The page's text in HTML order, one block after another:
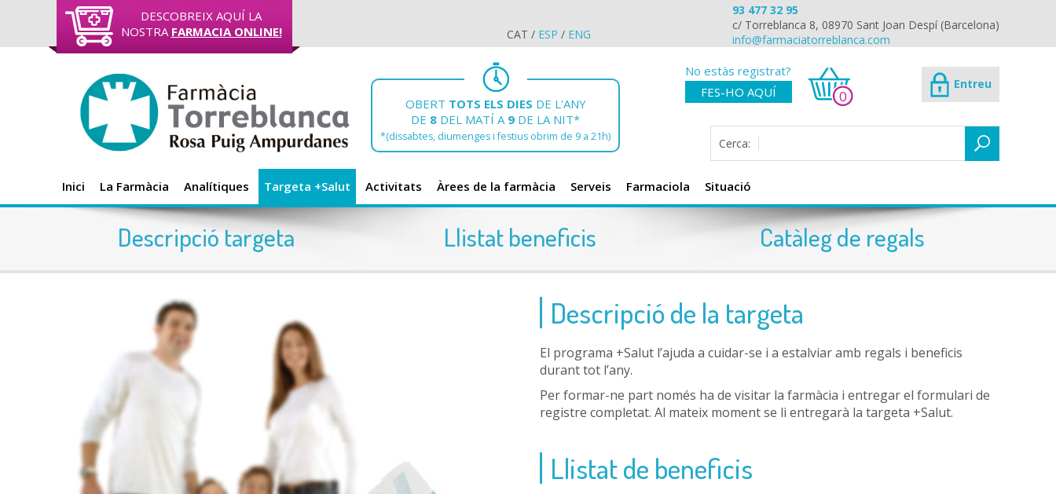
DESCOBREIX AQUÍ LA
NOSTRA FARMACIA ONLINE! CAT / ESP / ENG
93 477 32 95
c/ Torreblanca 8, 08970 Sant Joan Despí (Barcelona)
info@farmaciatorreblanca.com
OBERT TOTS ELS DIES DE L'ANY
DE 8 DEL MATÍ A 9 DE LA NIT*
*(dissabtes, diumenges i festius obrim de 9 a 21h)
No estàs registrat?
FES-HO AQUÍ
Entreu
0
Cerca:
Inici La Farmàcia Analítiques Targeta +Salut Activitats Àrees de la farmàcia Serveis Farmaciola Situació
Descripció targeta Llistat beneficis Catàleg de regals
Descripció de la targeta
El programa +Salut l’ajuda a cuidar-se i a estalviar amb regals i beneficis
durant tot l’any.
Per formar-ne part només ha de visitar la farmàcia i entregar el formulari de
registre completat. Al mateix moment se li entregarà la targeta +Salut.
Llistat de beneficis